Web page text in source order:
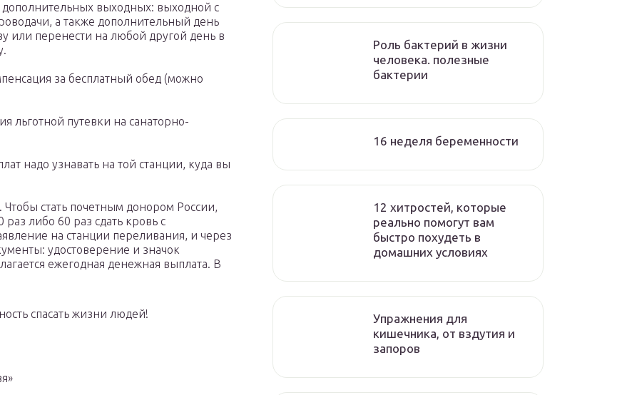
выходных: выходной с
а также дополнительный день
или перенести на любой другой день в
за бесплатный обед (можно
льготной путевки на санаторно-
надо узнавать на той станции, куда вы
стать почетным донором России,
либо 60 раз сдать кровь с
на станции переливания, и через
удостоверение и значок
ежегодная денежная выплата. В
спасать жизни людей!
Роль бактерий в жизни
человека. полезные
бактерии
16 неделя беременности
12 хитростей, которые
реально помогут вам
быстро похудеть в
домашних условиях
Упражнения для
кишечника, от вздутия и
запоров